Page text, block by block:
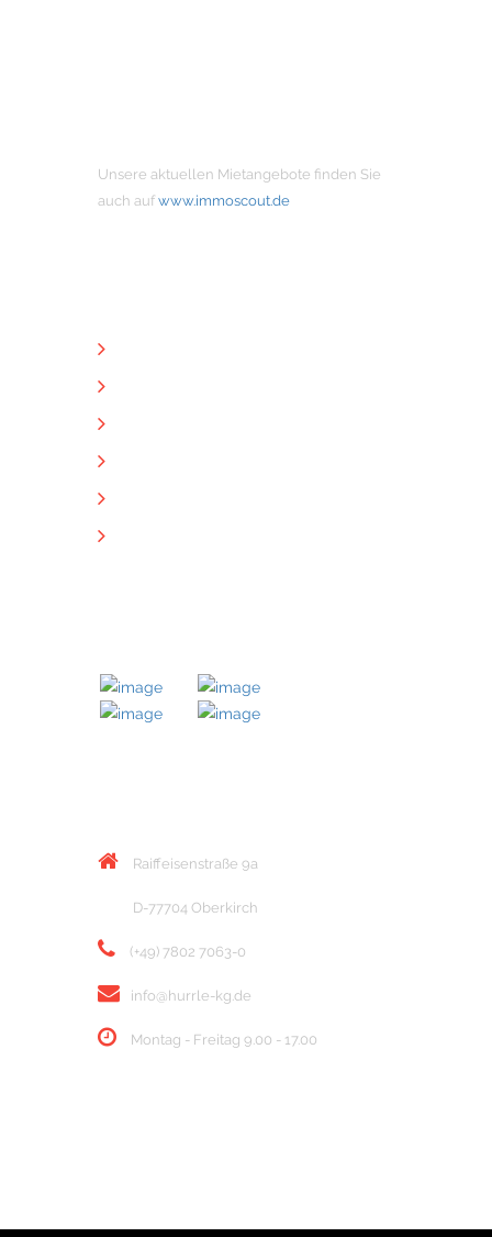
Unsere aktuellen Mietangebote finden Sie
auch auf www.immoscout.de
Raiffeisenstraße 9a
D-77704 Oberkirch
(+49) 7802 7063-0
info@hurrle-kg.de
Montag - Freitag 9.00 - 17.00